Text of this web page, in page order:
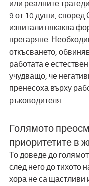
или реалните
9 от 10 души, според
изпитали някаква
прегаряне.
откъсването,
работата е
учудващо, че
пренесоха върху
ръководителя.
Голямото
приоритетите в
То доведе до
след него до тихото
хора не са щастливи